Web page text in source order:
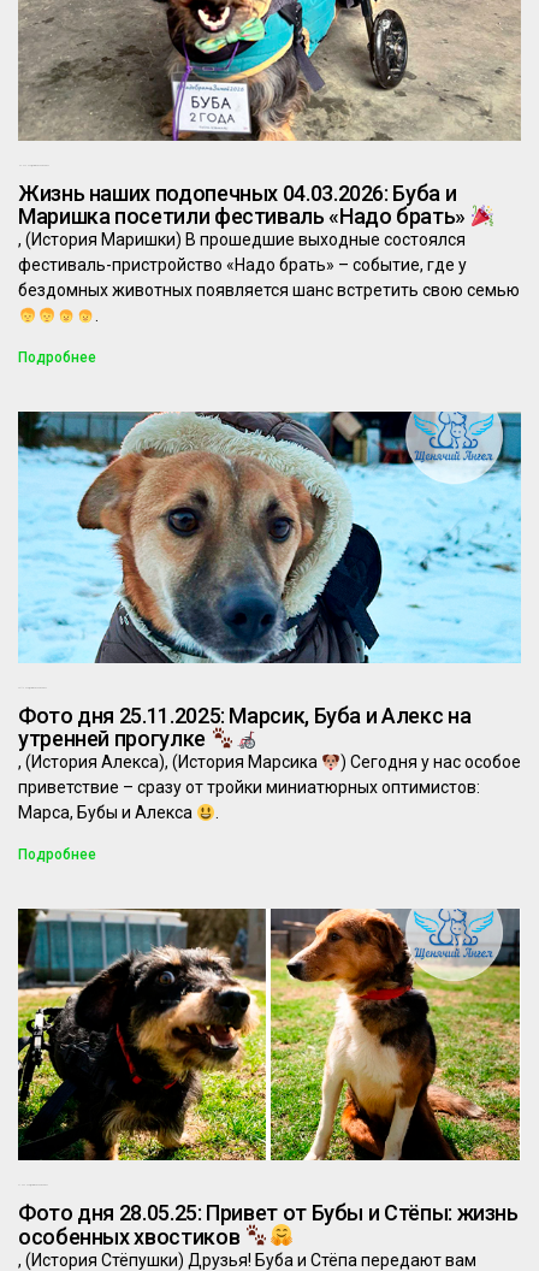
Жизнь наших подопечных 04.03.2026: Буба и
Маришка посетили фестиваль «Надо брать»
, (История Маришки) В прошедшие выходные состоялся
фестиваль-пристройство «Надо брать» – событие, где у
бездомных животных появляется шанс встретить свою семью
.
Подробнее
Фото дня 25.11.2025: Марсик, Буба и Алекс на
утренней прогулке
, (История Алекса), (История Марсика
) Сегодня у нас особое
приветствие – сразу от тройки миниатюрных оптимистов:
Марса, Бубы и Алекса
.
Подробнее
Фото дня 28.05.25: Привет от Бубы и Стёпы: жизнь
особенных хвостиков
, (История Стёпушки) Друзья! Буба и Стёпа передают вам